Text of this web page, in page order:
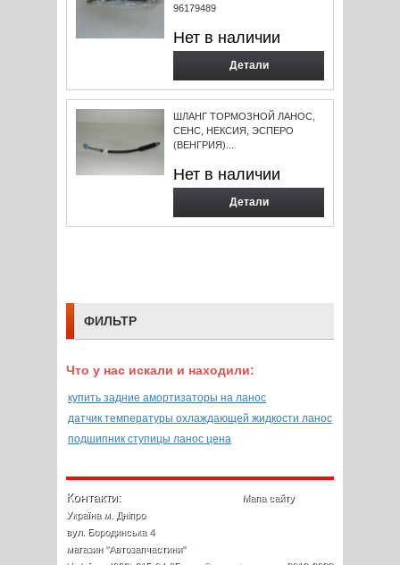
96179489
Нет в наличии
Детали
ШЛАНГ ТОРМОЗНОЙ ЛАНОС,
СЕНС, НЕКСИЯ, ЭСПЕРО
(ВЕНГРИЯ)...
Нет в наличии
Детали
ФИЛЬТР
Что у нас искали и находили:
купить задние амортизаторы на ланос
датчик температуры охлаждающей жидкости ланос
подшипник ступицы ланос цена
Контакти:
Україна м. Дніпро
вул. Бородинська 4
магазин "Автозапчастини"
Мапа сайту